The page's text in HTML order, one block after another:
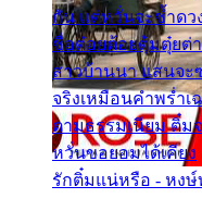
กัน แต่หวั่นจะช้ำด
ชื่อต๋อยต้อยตุ้มตุ๋ยต่า
สาวบ้านนา แสนจ
จริงเหมือนคำพร่ำ
ตามธรรมเนียม ติ๋ม
หวั่นขอยอมได้เคียง
รักติ๋มแน่หรือ - หงษ์